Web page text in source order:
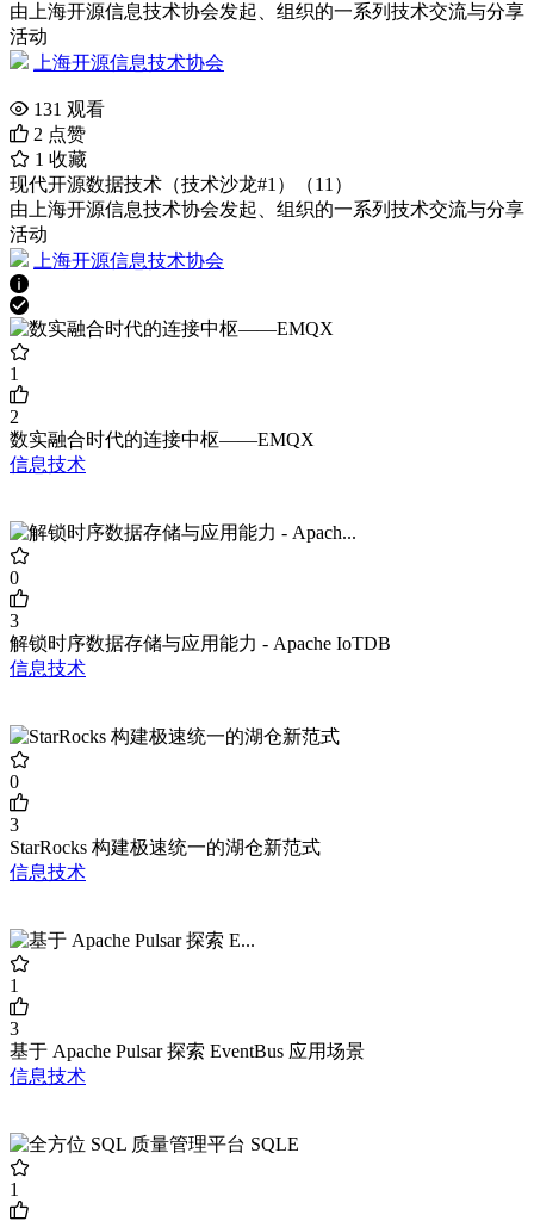
由上海开源信息技术协会发起、组织的一系列技术交流与分享
活动
上海开源信息技术协会
131 观看
2 点赞
1 收藏
现代开源数据技术（技术沙龙#1）（11）
由上海开源信息技术协会发起、组织的一系列技术交流与分享
活动
上海开源信息技术协会
1
2
数实融合时代的连接中枢——EMQX
信息技术
0
3
解锁时序数据存储与应用能力 - Apache IoTDB
信息技术
0
3
StarRocks 构建极速统一的湖仓新范式
信息技术
1
3
基于 Apache Pulsar 探索 EventBus 应用场景
信息技术
1